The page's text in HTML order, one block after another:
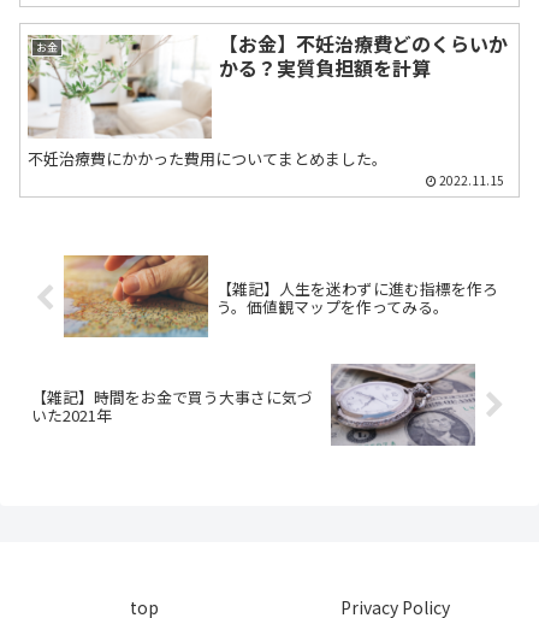
お金
【お金】不妊治療費どのくらいか
かる？実質負担額を計算
不妊治療費にかかった費用についてまとめました。
2022.11.15
【雑記】人生を迷わずに進む指標を作ろ
う。価値観マップを作ってみる。
【雑記】時間をお金で買う大事さに気づ
いた2021年
top Privacy Policy